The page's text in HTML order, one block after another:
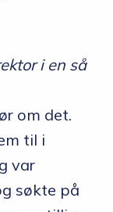
i en så
om det.
til i
var
søkte på